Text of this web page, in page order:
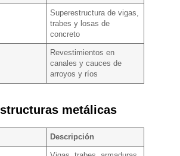
Superestructura de vigas,
trabes y losas de
concreto
Revestimientos en
canales y cauces de
arroyos y ríos
metálicas
Descripción